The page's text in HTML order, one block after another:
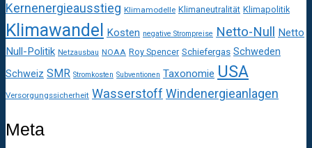
Kernenergieausstieg Klimamodelle Klimaneutralität Klimapolitik
Klimawandel Kosten negative Strompreise Netto-Null Netto
Null-Politik Netzausbau NOAA Roy Spencer Schiefergas Schweden
Schweiz SMR Stromkosten Subventionen Taxonomie USA
Versorgungssicherheit Wasserstoff Windenergieanlagen
Meta